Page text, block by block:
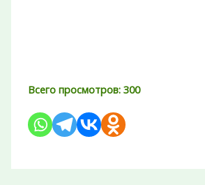
Всего просмотров: 300